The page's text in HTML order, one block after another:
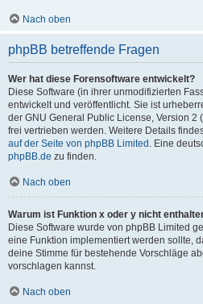
Nach oben
phpBB betreffende Fragen
Wer hat diese Forensoftware entwickelt?
Diese Software (in ihrer unmodifizierten
entwickelt und veröffentlicht. Sie ist
der GNU General Public License, Version 2
frei vertrieben werden. Weitere Details
auf der Seite von phpBB Limited . Eine
phpBB.de zu finden.
Nach oben
Warum ist Funktion x oder y nicht
Diese Software wurde von phpBB Limited
eine Funktion implementiert werden sollte,
deine Stimme für bestehende Vorschläge
vorschlagen kannst.
Nach oben